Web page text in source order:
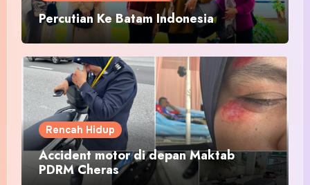
Percutian Ke Batam Indonesia
Rencah Hidup
Accident motor di depan Maktab
PDRM Cheras